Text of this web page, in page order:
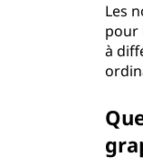
Les
pour
à